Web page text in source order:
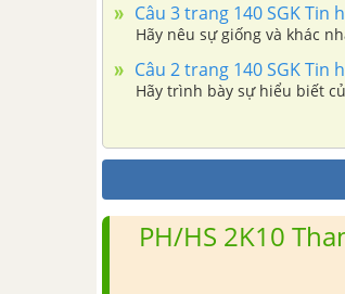
Câu 3 trang 140 SGK Tin
Hãy nêu sự giống và khác
Câu 2 trang 140 SGK Tin
Hãy trình bày sự hiểu biết
PH/HS 2K10